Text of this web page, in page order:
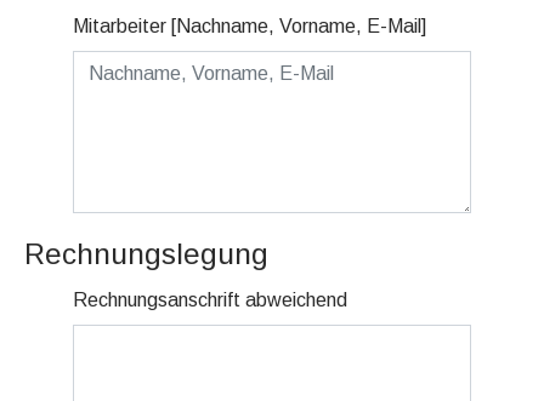
Mitarbeiter [Nachname, Vorname, E-Mail]
Rechnungslegung
Rechnungsanschrift abweichend